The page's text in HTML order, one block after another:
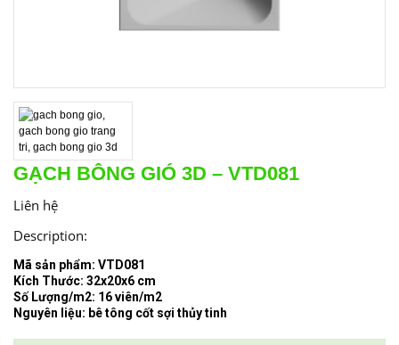
GẠCH BÔNG GIÓ 3D – VTD081
Liên hệ
Description:
Mã sản phẩm: VTD081
Kích Thước: 32x20x6 cm
Số Lượng/m2: 16 viên/m2
Nguyên liệu: bê tông cốt sợi thủy tinh